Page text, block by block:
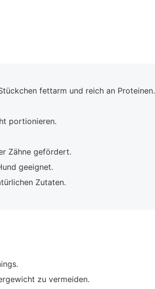
fettarm und reich an Proteinen.
portionieren.
Zähne gefördert.
geeignet.
Zutaten.
zu vermeiden.